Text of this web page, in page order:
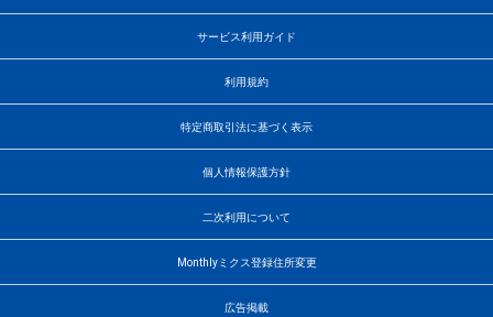
サービス利用ガイド
利用規約
特定商取引法に基づく表示
個人情報保護方針
二次利用について
Monthlyミクス登録住所変更
広告掲載